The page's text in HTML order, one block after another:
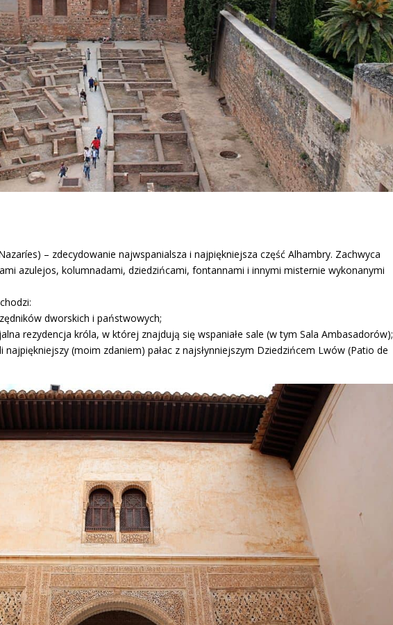
– zdecydowanie najwspanialsza i najpiękniejsza część Alhambry. Zachwyca
azulejos, kolumnadami, dziedzińcami, fontannami i innymi misternie wykonanymi
dworskich i państwowych;
rezydencja króla, w której znajdują się wspaniałe sale (w tym Sala Ambasadorów);
najpiękniejszy (moim zdaniem) pałac z najsłynniejszym Dziedzińcem Lwów (Patio de